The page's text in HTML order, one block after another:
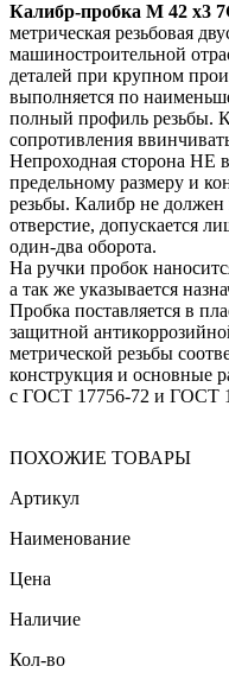
Калибр-пробка М 42
метрическая резьбовая
машиностроительной
деталей при крупном
выполняется по
полный профиль резьбы.
сопротивления
Непроходная сторона НЕ
предельному размеру и
резьбы. Калибр не должен
отверстие, допускается
один-два оборота.
На ручки пробок
а так же указывается
Пробка поставляется в
защитной
метрической резьбы
конструкция и основные
с ГОСТ 17756-72 и ГОСТ
ПОХОЖИЕ ТОВАРЫ
Артикул
Наименование
Цена
Наличие
Кол-во